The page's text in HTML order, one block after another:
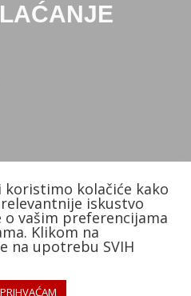
d.o.o.
koristimo kolačiće kako
iskustvo
vašim preferencijama
Klikom na
na upotrebu SVIH
PRIHVAĆAM